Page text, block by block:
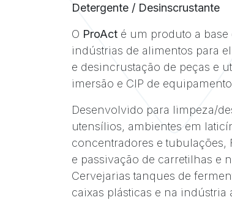
Detergente / Desinscrustante
O ProAct é um produto a
indústrias de alimentos para
e desincrustação de peças e
imersão e CIP de
Desenvolvido para limpeza/
utensílios, ambientes em
concentradores e tubulações,
e passivação de carretilhas e
Cervejarias tanques de
caixas plásticas e na indústria